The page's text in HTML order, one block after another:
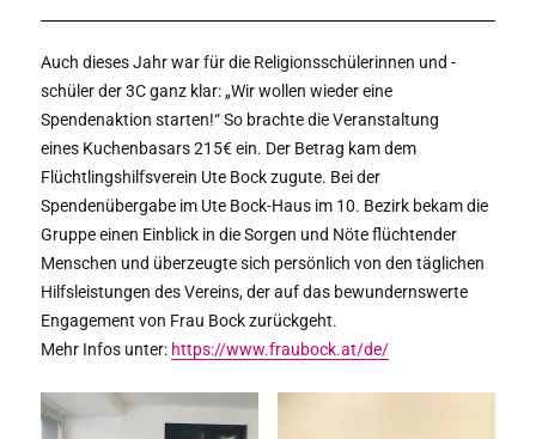
Auch dieses Jahr war für die Religionsschülerinnen und -
schüler der 3C ganz klar: „Wir wollen wieder eine
Spendenaktion starten!“ So brachte die Veranstaltung
eines Kuchenbasars 215€ ein. Der Betrag kam dem
Flüchtlingshilfsverein Ute Bock zugute. Bei der
Spendenübergabe im Ute Bock-Haus im 10. Bezirk bekam die
Gruppe einen Einblick in die Sorgen und Nöte flüchtender
Menschen und überzeugte sich persönlich von den täglichen
Hilfsleistungen des Vereins, der auf das bewundernswerte
Engagement von Frau Bock zurückgeht.
Mehr Infos unter: https://www.fraubock.at/de/